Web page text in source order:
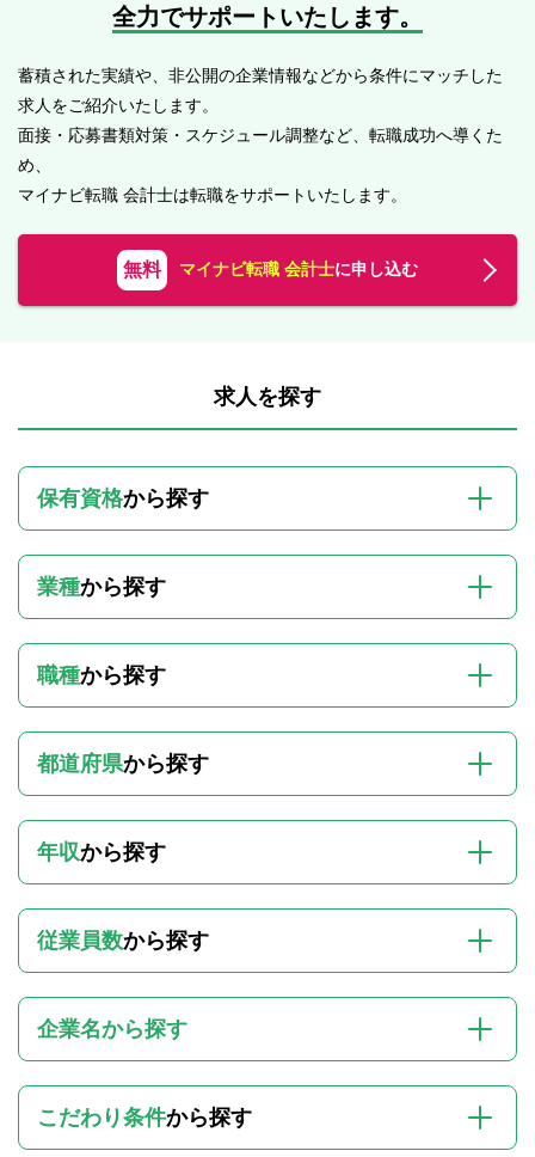
全力でサポートいたします。
蓄積された実績や、非公開の企業情報などから条件にマッチした
求人をご紹介いたします。
面接・応募書類対策・スケジュール調整など、転職成功へ導くた
め、
マイナビ転職 会計士は転職をサポートいたします。
無料 マイナビ転職 会計士に申し込む
求人を探す
保有資格から探す
業種から探す
職種から探す
都道府県から探す
年収から探す
従業員数から探す
企業名から探す
こだわり条件から探す